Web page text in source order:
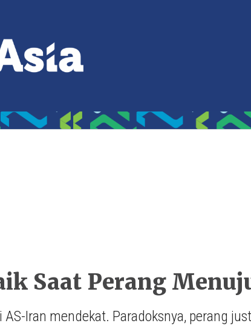
Saat Perang
Iran mendekat. Paradoksnya, perang